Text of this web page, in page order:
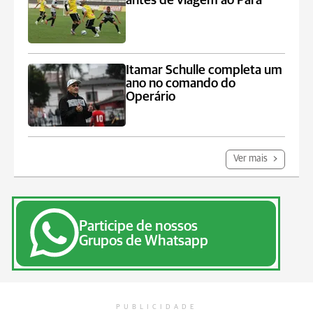
Itamar Schulle completa um
ano no comando do
Operário
Ver mais
Participe de nossos
Grupos de Whatsapp
PUBLICIDADE